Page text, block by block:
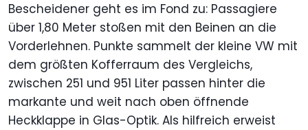
Bescheidener geht es im Fond zu: Passagiere
über 1,80 Meter stoßen mit den Beinen an die
Vorderlehnen. Punkte sammelt der kleine VW mit
dem größten Kofferraum des Vergleichs,
zwischen 251 und 951 Liter passen hinter die
markante und weit nach oben öffnende
Heckklappe in Glas-Optik. Als hilfreich erweist